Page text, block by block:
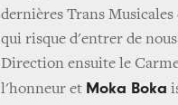
dernières Trans Musicales
qui risque d'entrer de
Direction ensuite le
l'honneur et Moka Boka